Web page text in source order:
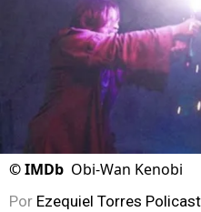
©IMDb Obi-Wan Kenobi
Por Ezequiel Torres